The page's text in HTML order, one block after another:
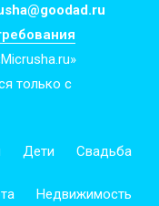
только с
Дети Свадьба
Недвижимость